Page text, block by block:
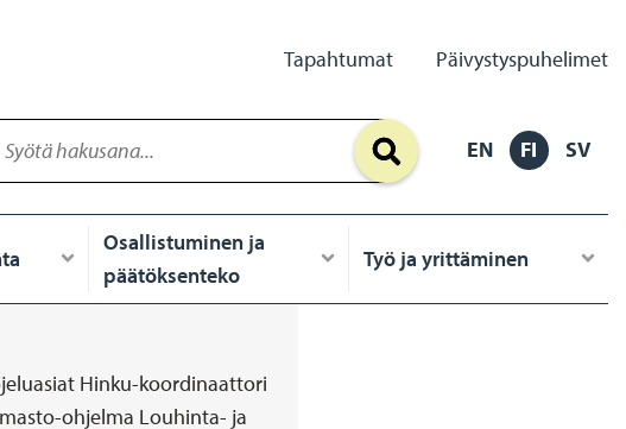
Secondary
Tapahtumat Päivystyspuhelimet
EN FI SV
Osallistuminen ja
päätöksenteko
Työ ja yrittäminen
Hinku-koordinaattori
ohjelma Louhinta- ja